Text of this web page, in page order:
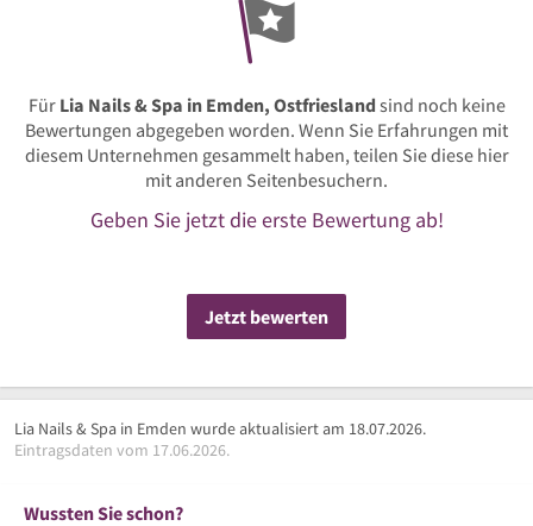
Für Lia Nails & Spa in Emden, Ostfriesland sind noch keine
Bewertungen abgegeben worden. Wenn Sie Erfahrungen mit
diesem Unternehmen gesammelt haben, teilen Sie diese hier
mit anderen Seitenbesuchern.
Geben Sie jetzt die erste Bewertung ab!
Jetzt bewerten
Lia Nails & Spa in Emden wurde aktualisiert am 18.07.2026.
Eintragsdaten vom 17.06.2026.
Wussten Sie schon?